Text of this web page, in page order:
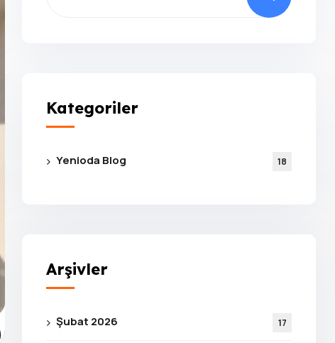
Kategoriler
Yenioda Blog 18
Arşivler
Şubat 2026 17